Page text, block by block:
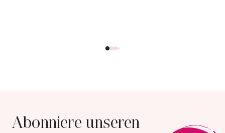
Abonniere unseren